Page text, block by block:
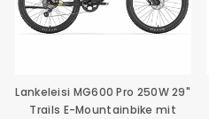
Lankeleisi MG600 Pro 250W 29"
Trails E-Mountainbike mit